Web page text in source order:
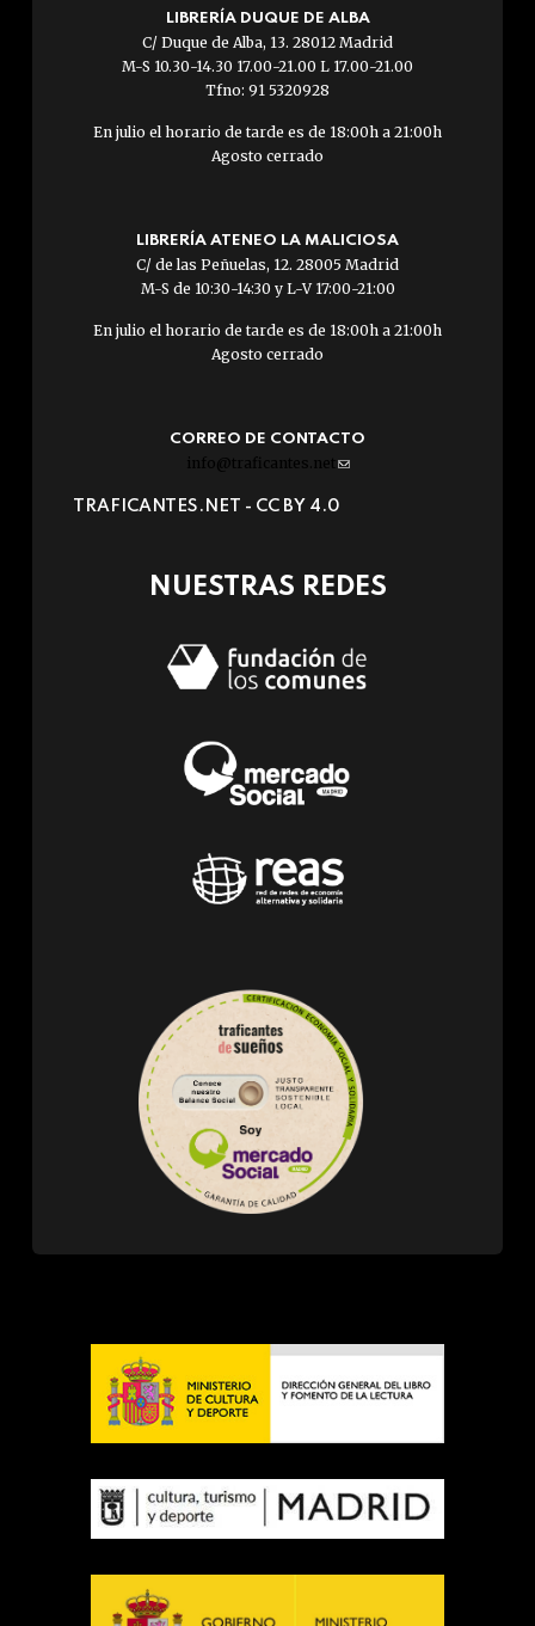
LIBRERÍA DUQUE DE ALBA
C/ Duque de Alba, 13. 28012 Madrid
M-S 10.30-14.30 17.00-21.00 L 17.00-21.00
Tfno: 91 5320928
En julio el horario de tarde es de 18:00h a 21:00h
Agosto cerrado
LIBRERÍA ATENEO LA MALICIOSA
C/ de las Peñuelas, 12. 28005 Madrid
M-S de 10:30-14:30 y L-V 17:00-21:00
En julio el horario de tarde es de 18:00h a 21:00h
Agosto cerrado
CORREO DE CONTACTO
info@traficantes.net (link
e-
TRAFICANTES.NET - CC BY 4.0
NUESTRAS REDES